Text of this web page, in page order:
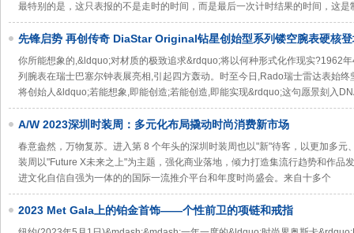
最特别的是，这只表报的不是走时的时间，而是最后一次计时结果的时间，这是
先锋启势 再创传奇 DiaStar Original钻星创始型系列镂空腕表硬核
你所能想象的,&ldquo;对材质的极致追求&rdquo;将以何种形式化作现实?1962
列腕表在瑞士巴塞尔钟表展亮相,引起四方轰动。时至今日,Rado瑞士雷达表始
将创始人&ldquo;若能想象,即能创造;若能创造,即能实现&rdquo;这句愿景刻入
A/W 2023深圳时装周：多元化布局撬动时尚消费新市场
春意盎然，万物复苏。进入第 8 个年头的深圳时装周也以"新"待客，以更加多元
装周以"Future X未来之上"为主题，强化商业落地，倾力打造集流行趋势和作品
进文化自信自强为一体的的国际一流推介平台和年度时尚盛会。来自十多个
2023 Met Gala上的铂金首饰——个性前卫的项链和戒指